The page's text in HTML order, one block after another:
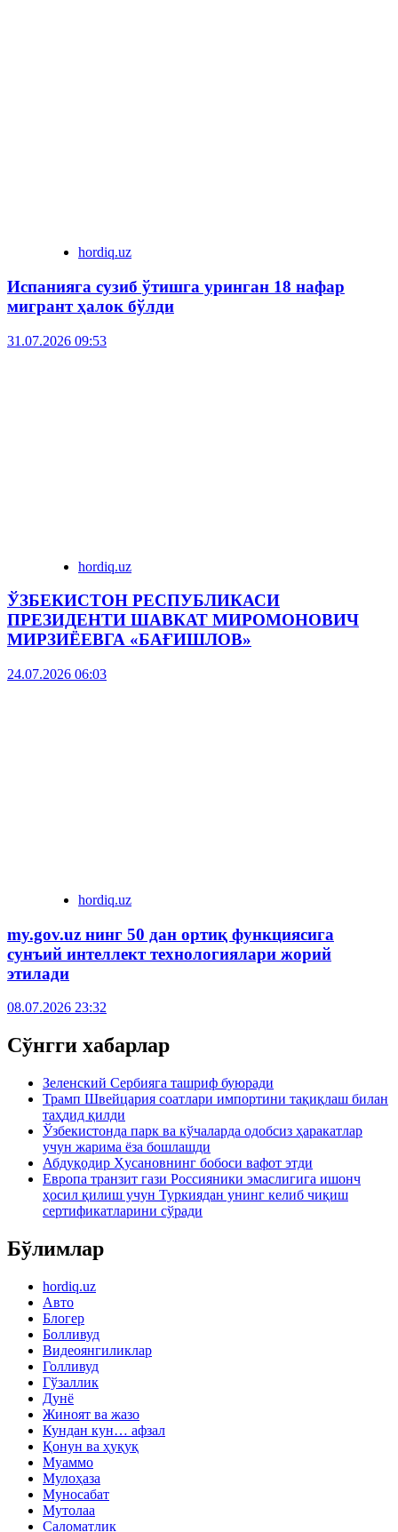
hordiq.uz
Испанияга сузиб ўтишга уринган 18 нафар
мигрант ҳалок бўлди
31.07.2026 09:53
hordiq.uz
ЎЗБЕКИСТОН РЕСПУБЛИКАСИ
ПРЕЗИДЕНТИ ШАВКАТ МИРОМОНОВИЧ
МИРЗИЁЕВГА «БАҒИШЛОВ»
24.07.2026 06:03
hordiq.uz
my.gov.uz нинг 50 дан ортиқ функциясига
сунъий интеллект технологиялари жорий
этилади
08.07.2026 23:32
Сўнгги хабарлар
Зеленский Сербияга ташриф буюради
Трамп Швейцария соатлари импортини тақиқлаш билан
таҳдид қилди
Ўзбекистонда парк ва кўчаларда одобсиз ҳаракатлар
учун жарима ёза бошлашди
Абдуқодир Ҳусановнинг бобоси вафот этди
Европа транзит гази Россияники эмаслигига ишонч
ҳосил қилиш учун Туркиядан унинг келиб чиқиш
сертификатларини сўради
Бўлимлар
hordiq.uz
Авто
Блогер
Болливуд
Видеоянгиликлар
Голливуд
Гўзаллик
Дунё
Жиноят ва жазо
Кундан кун… афзал
Қонун ва ҳуқуқ
Муаммо
Мулоҳаза
Муносабат
Мутолаа
Саломатлик